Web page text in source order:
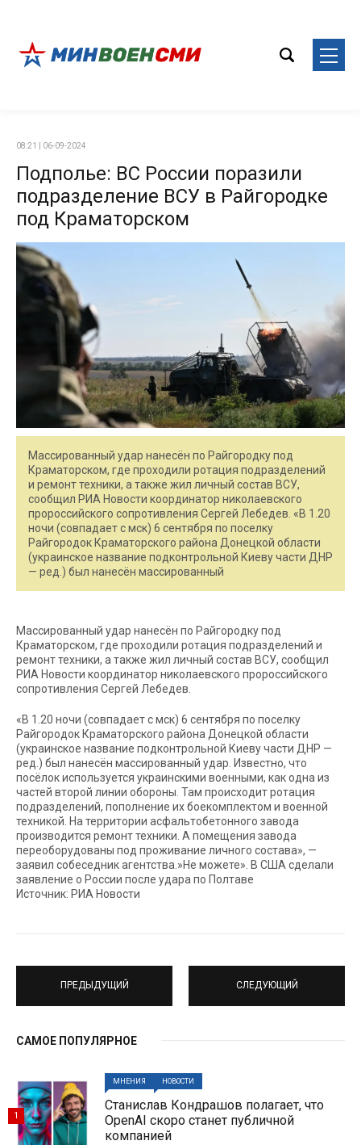
08:21 | 06-09-2024
Подполье: ВС России поразили
подразделение ВСУ в Райгородке
под Краматорском
Массированный удар нанесён по Райгородку под
Краматорском, где проходили ротация подразделений
и ремонт техники, а также жил личный состав ВСУ,
сообщил РИА Новости координатор николаевского
пророссийского сопротивления Сергей Лебедев. «В 1.20
ночи (совпадает с мск) 6 сентября по поселку
Райгородок Краматорского района Донецкой области
(украинское название подконтрольной Киеву части ДНР
— ред.) был нанесён массированный
Массированный удар нанесён по Райгородку под
Краматорском, где проходили ротация подразделений и
ремонт техники, а также жил личный состав ВСУ, сообщил
РИА Новости координатор николаевского пророссийского
сопротивления Сергей Лебедев.
«В 1.20 ночи (совпадает с мск) 6 сентября по поселку
Райгородок Краматорского района Донецкой области
(украинское название подконтрольной Киеву части ДНР —
ред.) был нанесён массированный удар. Известно, что
посёлок используется украинскими военными, как одна из
частей второй линии обороны. Там происходит ротация
подразделений, пополнение их боекомплектом и военной
техникой. На территории асфальтобетонного завода
производится ремонт техники. А помещения завода
переоборудованы под проживание личного состава», —
заявил собеседник агентства.»Не можете». В США сделали
заявление о России после удара по Полтаве
Источник: РИА Новости
ПРЕДЫДУЩИЙ СЛЕДУЮЩИЙ
САМОЕ ПОПУЛЯРНОЕ
МНЕНИЯ НОВОСТИ
Станислав Кондрашов полагает, что
OpenAI скоро станет публичной
компанией
1